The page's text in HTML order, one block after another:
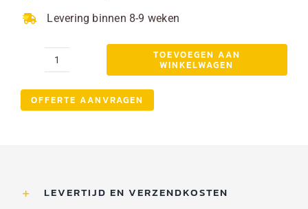
Levering binnen 8-9 weken
Beige
met
TOEVOEGEN AAN
WINKELWAGEN
OFFERTE AANVRAGEN
LEVERTIJD EN VERZENDKOSTEN